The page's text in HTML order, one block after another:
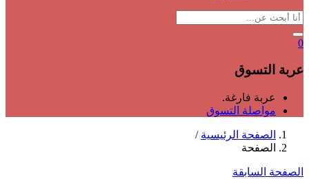
0
عربة التسوق
عربة فارغة.
مواصلة التسوق
الصفحة الرئيسية /
الصفحة
الصفحة السابقة